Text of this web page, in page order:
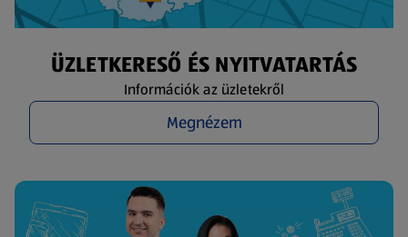
ÜZLETKERESŐ ÉS NYITVATARTÁS
Információk az üzletekről
Megnézem